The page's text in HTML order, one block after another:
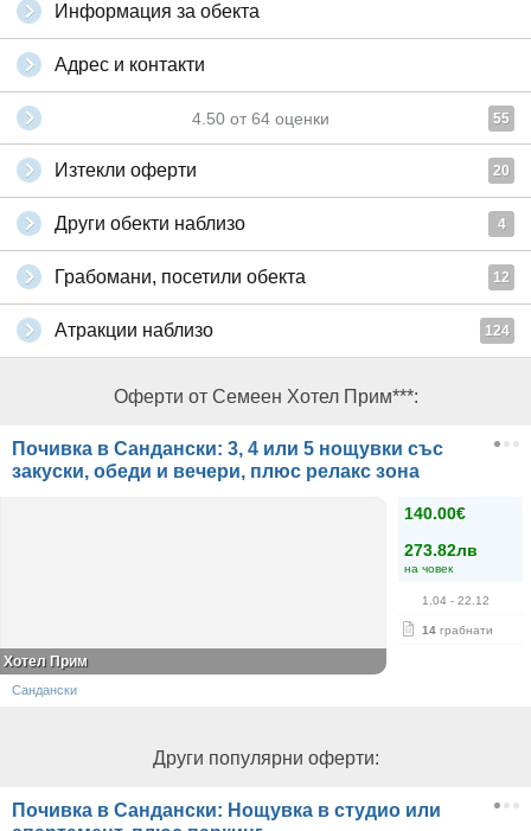
Информация за обекта
Адрес и контакти
4.50 от 64 оценки 55
Изтекли оферти 20
Други обекти наблизо 4
Грабомани, посетили обекта 12
Атракции наблизо 124
Оферти от Семеен Хотел Прим***:
Почивка в Сандански: 3, 4 или 5 нощувки със
закуски, обеди и вечери, плюс релакс зона
140.00€
273.82лв
на човек
1.04 - 22.12
14 грабнати
Хотел Прим
Сандански
Други популярни оферти:
Почивка в Сандански: Нощувка в студио или